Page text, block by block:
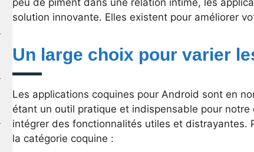
peu de piment dans une relation intime, les
solution innovante. Elles existent pour améliorer
Un large choix pour varier
Les applications coquines pour Android sont en
étant un outil pratique et indispensable pour
intégrer des fonctionnalités utiles et distrayantes.
la catégorie coquine :